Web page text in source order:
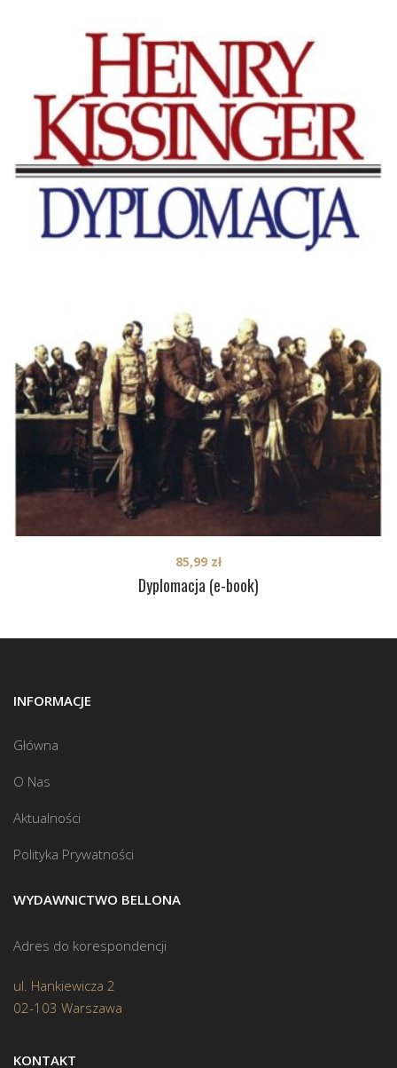
Dyplomacja (e-book)
85,99 zł
INFORMACJE
Główna
O Nas
Aktualności
Polityka Prywatności
WYDAWNICTWO BELLONA
Adres do korespondencji
ul. Hankiewicza 2
02-103 Warszawa
KONTAKT